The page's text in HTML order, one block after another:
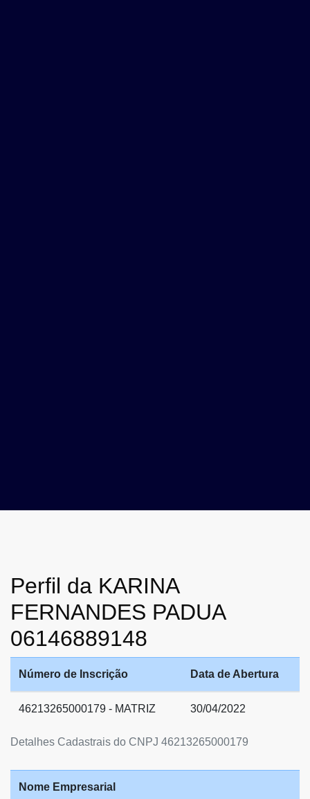
Perfil da KARINA
FERNANDES PADUA
06146889148
Detalhes Cadastrais do CNPJ 46213265000179
Número de Inscrição Data de Abertura
46213265000179 - MATRIZ 30/04/2022
Nome Empresarial